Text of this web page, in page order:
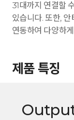
31대까지 연결할
있습니다. 또한,
연동하여 다양하
제품 특징
Output